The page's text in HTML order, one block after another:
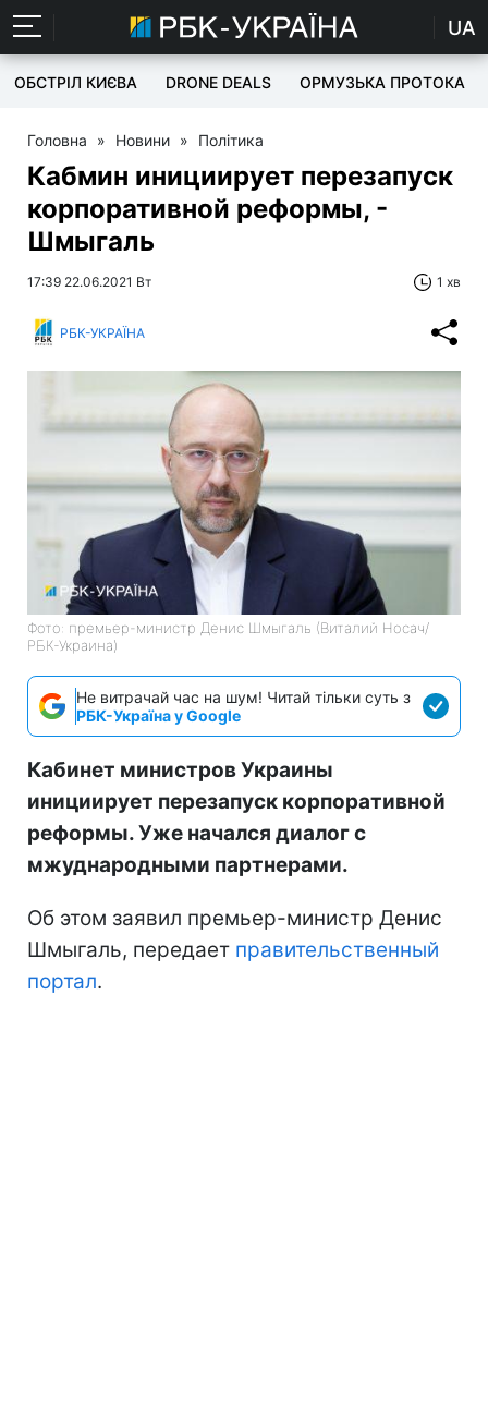
UA
ОБСТРІЛ КИЄВА DRONE DEALS ОРМУЗЬКА ПРОТОКА
Головна » Новини » Політика
Кабмин инициирует перезапуск
корпоративной реформы, -
Шмыгаль
17:39 22.06.2021 Вт 1 хв
РБК-УКРАЇНА
Фото: премьер-министр Денис Шмыгаль (Виталий Носач/
РБК-Украина)
Не витрачай час на шум! Читай тільки суть з
РБК-Україна у Google
Кабинет министров Украины
инициирует перезапуск корпоративной
реформы. Уже начался диалог с
мжуднародными партнерами.
Об этом заявил премьер-министр Денис
Шмыгаль, передает правительственный
портал.